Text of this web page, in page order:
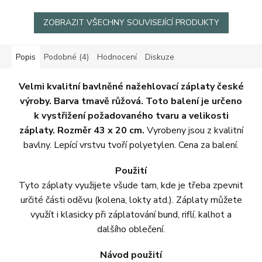
ZOBRAZIT VŠECHNY SOUVISEJÍCÍ PRODUKTY
Popis Podobné (4) Hodnocení Diskuze
Velmi kvalitní bavlněné nažehlovací záplaty české
výroby. Barva tmavě růžová. Toto balení je určeno
k vystřižení požadovaného tvaru a velikosti
záplaty. Rozměr 43 x 20 cm. Vyrobeny jsou z kvalitní
bavlny. Lepící vrstvu tvoří polyetylen. Cena za balení.
Použití
Tyto záplaty využijete všude tam, kde je třeba zpevnit
určité části oděvu (kolena, lokty atd.). Záplaty můžete
využít i klasicky při záplatování bund, riflí, kalhot a
dalšího oblečení.
Návod použití